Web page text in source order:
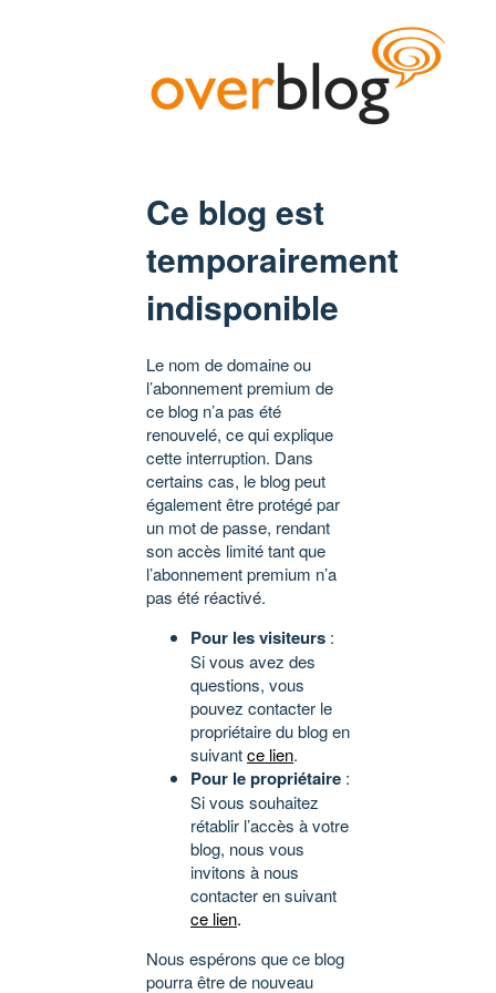
Ce blog est
temporairement
indisponible
Le nom de domaine ou
l’abonnement premium de
ce blog n’a pas été
renouvelé, ce qui explique
cette interruption. Dans
certains cas, le blog peut
également être protégé par
un mot de passe, rendant
son accès limité tant que
l’abonnement premium n’a
pas été réactivé.
Pour les visiteurs :
Si vous avez des
questions, vous
pouvez contacter le
propriétaire du blog en
suivantce lien.
Pour le propriétaire :
Si vous souhaitez
rétablir l’accès à votre
blog, nous vous
invitons à nous
contacter en suivant
ce lien.
Nous espérons que ce blog
pourra être de nouveau